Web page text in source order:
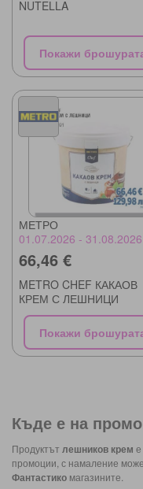
NUTELLA
Покажи
МЕТРО
01.07.2026 - 31.08.2026
66,46 €
METRO CHEF КАКАОВ
КРЕМ С ЛЕШНИЦИ
Покажи
Къде е на
Продуктът лешников крем
промоции, с намаление
Фантастико магазините.